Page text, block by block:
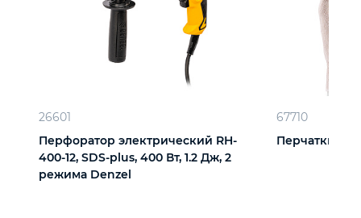
26601
Перфоратор электрический RH-
400-12, SDS-plus, 400 Вт, 1.2 Дж, 2
режима Denzel
67710
Перчатки х/б,